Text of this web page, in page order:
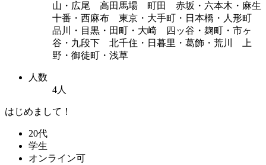
山・広尾 高田馬場 町田 赤坂・六本木・麻生
十番・西麻布 東京・大手町・日本橋・人形町
品川・目黒・田町・大崎 四ッ谷・麹町・市ヶ
谷・九段下 北千住・日暮里・葛飾・荒川 上
野・御徒町・浅草
人数
4人
はじめまして！
20代
学生
オンライン可